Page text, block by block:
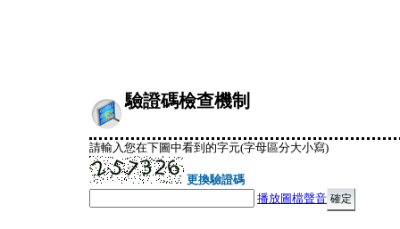
驗證碼檢查機制
請輸入您在下圖中看到的字元(字母區分大小寫)
更換驗證碼
播放圖檔聲音